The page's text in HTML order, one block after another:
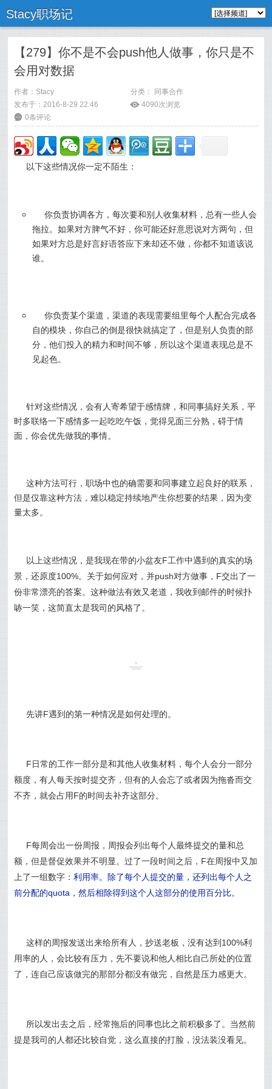
Stacy职场记
【279】你不是不会push他人做事，你只是不
会用对数据
作者： Stacy 分类：
同事合作
发布于：2016-8-29 22:46
ė 4090次浏览
6 0条评论
以下这些情况你一定不陌生：
你负责协调各方，每次要和别人收集材料，总有一些人会
拖拉。如果对方脾气不好，你可能还好意思说对方两句，但
如果对方总是好言好语答应下来却还不做，你都不知道该说
谁。
你负责某个渠道，渠道的表现需要组里每个人配合完成各
自的模块，你自己的倒是很快就搞定了，但是别人负责的部
分，他们投入的精力和时间不够，所以这个渠道表现总是不
见起色。
针对这些情况，会有人寄希望于感情牌，和同事搞好关系，平
时多联络一下感情多一起吃吃午饭，觉得见面三分熟，碍于情
面，你会优先做我的事情。
这种方法可行，职场中也的确需要和同事建立起良好的联系，
但是仅靠这种方法，难以稳定持续地产生你想要的结果，因为变
量太多。
以上这些情况，是我现在带的小盆友F工作中遇到的真实的场
景，还原度100%。关于如何应对，并push对方做事，F交出了一
份非常漂亮的答案。这种做法有效又老道，我收到邮件的时候扑
哧一笑，这简直太是我司的风格了。
先讲F遇到的第一种情况是如何处理的。
F日常的工作一部分是和其他人收集材料，每个人会分一部分
额度，有人每天按时提交齐，但有的人会忘了或者因为拖沓而交
不齐，就会占用F的时间去补齐这部分。
F每周会出一份周报，周报会列出每个人最终提交的量和总
额，但是督促效果并不明显。过了一段时间之后，F在周报中又加
上了一组数字：利用率。 除了每个人提交的量，还列出每个人之
前分配的quota，然后相除得到这个人这部分的使用百分比。
这样的周报发送出来给所有人，抄送老板，没有达到100%利
用率的人，会比较有压力，先不要说和他人相比自己所处的位置
了，连自己应该做完的那部分都没有做完，自然是压力感更大。
所以发出去之后，经常拖后的同事也比之前积极多了。当然前
提是我司的人都还比较自觉，这么直接的打脸，没法装没看见。